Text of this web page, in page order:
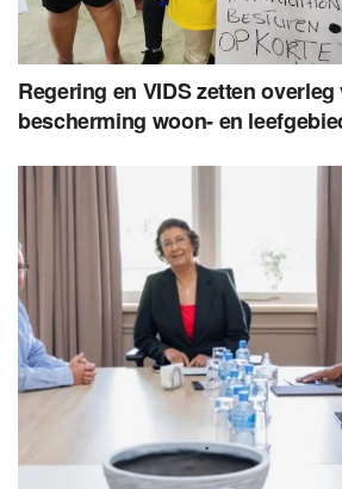
Regering en VIDS zetten
bescherming woon- en